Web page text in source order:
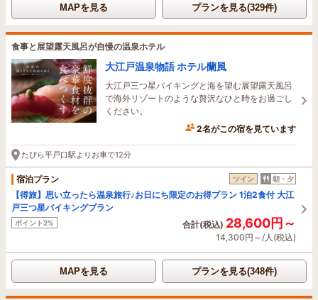
MAPを見る プランを見る(329件)
食事と展望露天風呂が自慢の温泉ホテル
大江戸温泉物語 ホテル蘭風
大江戸三つ星バイキングと海を望む展望露天風呂
で海外リゾートのような贅沢なひと時をお過ごし
ください。
2名がこの宿を見ています
40分前に予約されました
たびら平戸口駅よりお車で12分
宿泊プラン ツイン 朝・夕
【得旅】思い立ったら温泉旅行♪お日にち限定のお得プラン 1泊2食付 大江
戸三つ星バイキングプラン
ポイント2% 合計(税込) 28,600円～
14,300円～/人(税込)
MAPを見る プランを見る(348件)